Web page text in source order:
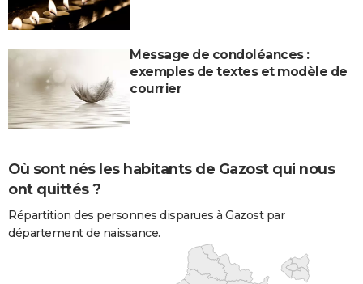
Message de condoléances :
exemples de textes et modèle de
courrier
Où sont nés les habitants de Gazost qui nous
ont quittés ?
Répartition des personnes disparues à Gazost par
département de naissance.